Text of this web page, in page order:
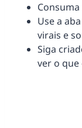
Use a
virais e
Siga
ver o que